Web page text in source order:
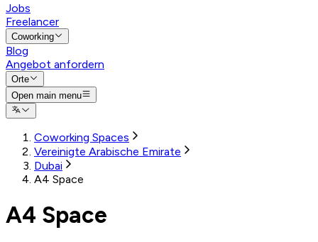
Jobs
Freelancer
Coworking
Blog
Angebot anfordern
Orte
Open main menu
Coworking Spaces
Vereinigte Arabische Emirate
Dubai
A4 Space
A4 Space